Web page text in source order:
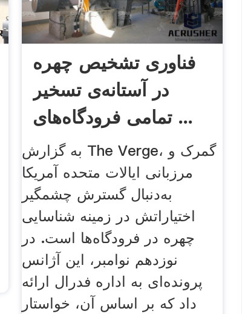
فناوری تشخیص چهره
در آستانه‌ی تسخیر
تمامی فرودگاه‌های ...
به گزارش The Verge، گمرک و
مرزبانی ایالات متحده آمریکا
به‌دنبال گسترش چشمگیر
اختیاراتش در زمینه شناسایی
چهره در فرودگاه‌ها است. در
نوزدهم نوامبر، این آژانس
پرونده‌ای به اداره فدرال ارائه
داد که بر اساس آن، خواستار